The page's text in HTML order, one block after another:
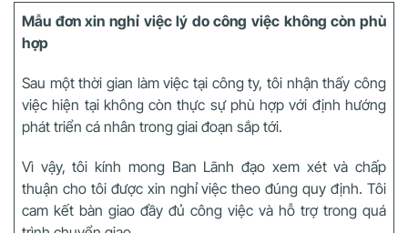
Mẫu đơn xin nghỉ việc lý do công việc không còn phù
hợp
Sau một thời gian làm việc tại công ty, tôi nhận thấy công
việc hiện tại không còn thực sự phù hợp với định hướng
phát triển cá nhân trong giai đoạn sắp tới.
Vì vậy, tôi kính mong Ban Lãnh đạo xem xét và chấp
thuận cho tôi được xin nghỉ việc theo đúng quy định. Tôi
cam kết bàn giao đầy đủ công việc và hỗ trợ trong quá